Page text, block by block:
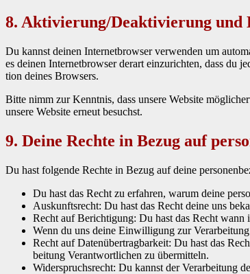
8. Aktivierung/Deaktivierung und
Du kannst deinen Inter­net­brows­er ver­wen­den um
es deinen Inter­net­brows­er der­art einzuricht­en, dass
tion deines Browsers.
Bitte nimm zur Ken­nt­nis, dass unsere Web­site
unsere Web­site erneut besuchst.
9. Deine Rechte in Bezug auf
Du hast fol­gende Rechte in Bezug auf deine
Du hast das Recht zu erfahren, warum deine
Auskun­ft­srecht: Du hast das Recht deine uns
Recht auf Berich­ti­gung: Du hast das Recht wann
Wenn du uns deine Ein­willi­gung zur
Recht auf Datenüber­trag­barkeit: Du hast das
beitung Ver­ant­wortlichen zu über­mit­teln.
Wider­spruch­srecht: Du kannst der Ver­ar­beitung